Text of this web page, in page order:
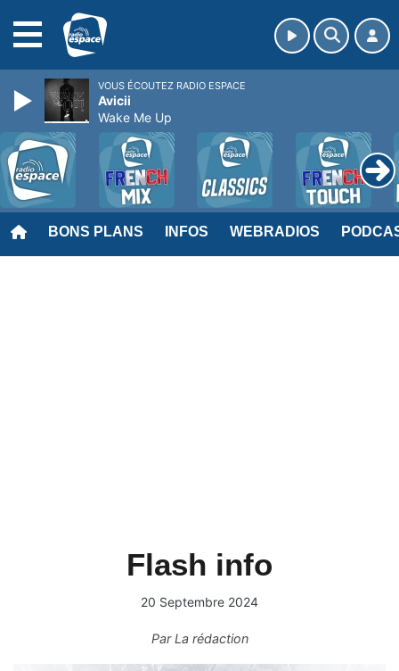
BONS PLANS INFOS WEBRADIOS
Flash info
20 Septembre 2024
ParLa rédaction
VOUS ÉCOUTEZ RADIO ESPACE
Avicii
Wake Me Up